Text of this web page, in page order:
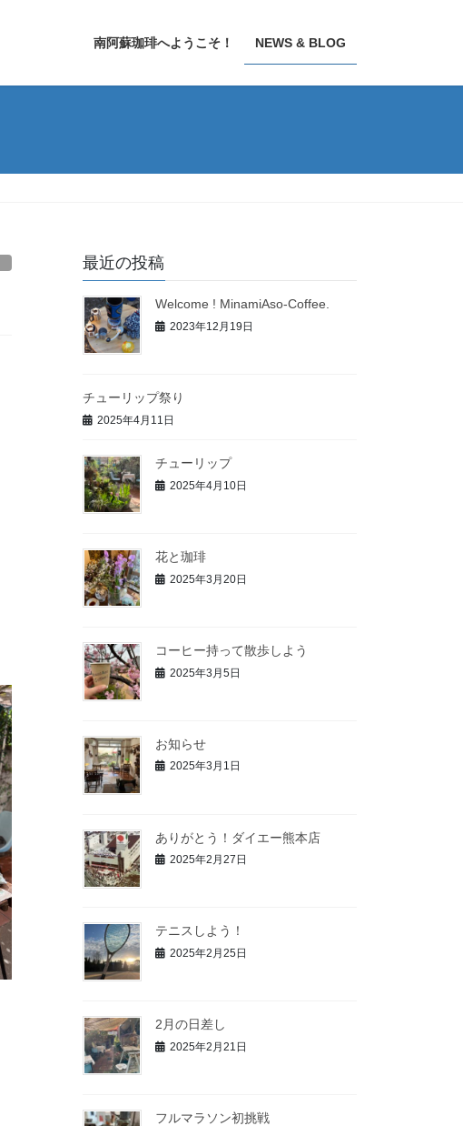
南阿蘇珈琲へようこそ！ NEWS & BLOG
最近の投稿
Welcome ! MinamiAso-Coffee.
2023年12月19日
チューリップ祭り
2025年4月11日
チューリップ
2025年4月10日
花と珈琲
2025年3月20日
コーヒー持って散歩しよう
2025年3月5日
お知らせ
2025年3月1日
ありがとう！ダイエー熊本店
2025年2月27日
テニスしよう！
2025年2月25日
2月の日差し
2025年2月21日
フルマラソン初挑戦